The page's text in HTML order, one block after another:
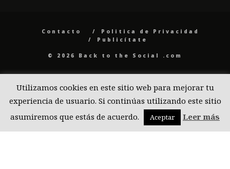
Contacto
Politica de Privacidad
Publicítate
© 2026 Back to the Social .com
Utilizamos cookies en este sitio web para mejorar tu
experiencia de usuario. Si continúas utilizando este sitio
asumiremos que estás de acuerdo.
Aceptar Leer más